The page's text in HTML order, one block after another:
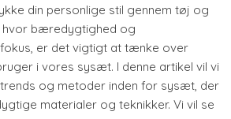
din personlige stil gennem tøj og
hvor bæredygtighed og
er det vigtigt at tænke over
i vores sysæt. I denne artikel vil vi
og metoder inden for sysæt, der
materialer og teknikker. Vi vil se